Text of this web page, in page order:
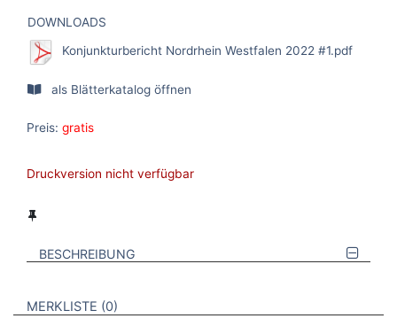
DOWNLOADS
Konjunkturbericht Nordrhein Westfalen 2022 #1.pdf
als Blätterkatalog öffnen
Preis: gratis
Druckversion nicht verfügbar
BESCHREIBUNG
VERWEISE AUF VERMERKTE- ODER ZULETZT ANGESEHENE
MERKLISTE 0 BROSCHÜREN